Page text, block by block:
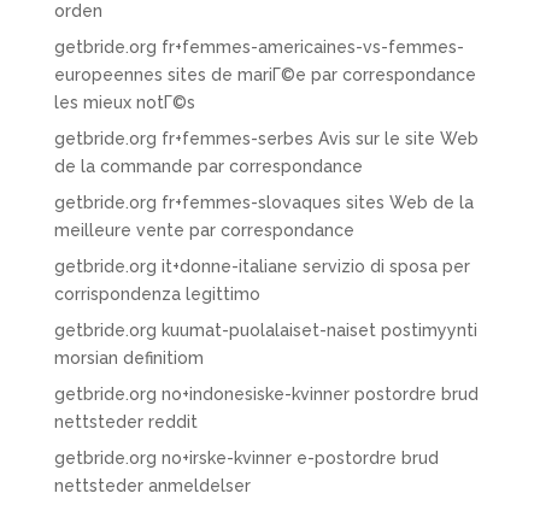
orden
getbride.org fr+femmes-americaines-vs-femmes-
europeennes sites de mariГ©e par correspondance
les mieux notГ©s
getbride.org fr+femmes-serbes Avis sur le site Web
de la commande par correspondance
getbride.org fr+femmes-slovaques sites Web de la
meilleure vente par correspondance
getbride.org it+donne-italiane servizio di sposa per
corrispondenza legittimo
getbride.org kuumat-puolalaiset-naiset postimyynti
morsian definitiom
getbride.org no+indonesiske-kvinner postordre brud
nettsteder reddit
getbride.org no+irske-kvinner e-postordre brud
nettsteder anmeldelser